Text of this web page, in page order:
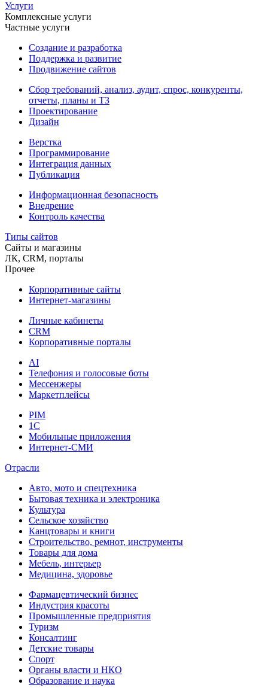
Услуги
Комплексные услуги
Частные услуги
Создание и разработка
Поддержка и развитие
Продвижение сайтов
Сбор требований, анализ, аудит, спрос, конкуренты,
отчеты, планы и ТЗ
Проектирование
Дизайн
Верстка
Программирование
Интеграция данных
Публикация
Информационная безопасность
Внедрение
Контроль качества
Типы сайтов
Сайты и магазины
ЛК, CRM, порталы
Прочее
Корпоративные сайты
Интернет-магазины
Личные кабинеты
CRM
Корпоративные порталы
AI
Телефония и голосовые боты
Мессенжеры
Маркетплейсы
PIM
1C
Мобильные приложения
Интернет-СМИ
Отрасли
Авто, мото и спецтехника
Бытовая техника и электроника
Культура
Сельское хозяйство
Канцтовары и книги
Строительство, ремнот, инструменты
Товары для дома
Мебель, интерьер
Медицина, здоровье
Фармацевтический бизнес
Индустрия красоты
Промышленные предприятия
Туризм
Консалтинг
Детские товары
Спорт
Органы власти и НКО
Образование и наука